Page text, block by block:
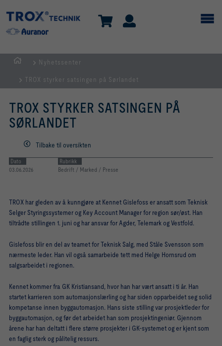
Nyhetssenter
TROX styrker satsingen på Sørlandet
TROX STYRKER SATSINGEN PÅ
SØRLANDET
Tilbake til oversikten
Dato
03.06.2026
Rubrikk
Bedrift / Marked / Presse
TROX har gleden av å kunngjøre at Kennet Gislefoss er ansatt som Teknisk
Selger Styringssystemer og Key Account Manager for region sør/øst. Han
tiltrådte stillingen 1. juni og har ansvar for Agder, Telemark og Vestfold.
Gislefoss blir en del av teamet for Teknisk Salg, med Ståle Svensson som
nærmeste leder. Han vil også samarbeide tett med Helge Hornsrud om
salgsarbeidet i regionen.
Kennet kommer fra GK Kristiansand, hvor han har vært ansatt i ti år. Han
startet karrieren som automasjonslærling og har siden opparbeidet seg solid
kompetanse innen byggautomasjon. Hans siste stilling var prosjektleder for
byggautomasjon, og før det arbeidet han som prosjektingeniør. Gjennom
årene har han deltatt i flere større prosjekter i GK-systemet og er kjent som
en faglig sterk og pålitelig ressurs.